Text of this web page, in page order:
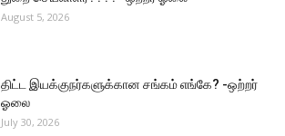
August 5, 2026
திட்ட இயக்குநர்களுக்கான சங்கம் எங்கே? -ஒற்றர்
ஓலை
July 30, 2026